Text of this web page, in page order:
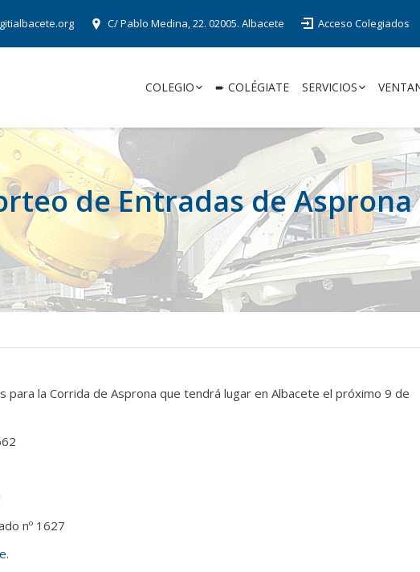
C/ Pablo Medina, 22. 02005. Albacete Acceso Colegiados
COLEGIO ➨ COLÉGIATE SERVICIOS
de Entradas de Asprona
la Corrida de Asprona que tendrá lugar en Albacete el próximo 9 de
nº 1627